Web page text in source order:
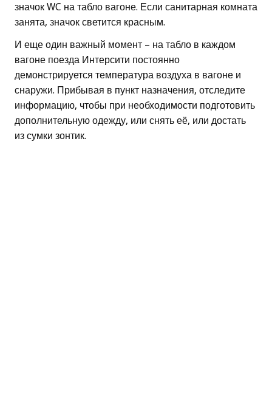
значок WC на табло вагоне. Если санитарная комната
занята, значок светится красным.
И еще один важный момент – на табло в каждом
вагоне поезда Интерсити постоянно
демонстрируется температура воздуха в вагоне и
снаружи. Прибывая в пункт назначения, отследите
информацию, чтобы при необходимости подготовить
дополнительную одежду, или снять её, или достать
из сумки зонтик.